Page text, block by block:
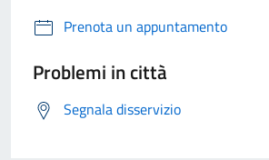
Prenota un appuntamento
Problemi in città
Segnala disservizio